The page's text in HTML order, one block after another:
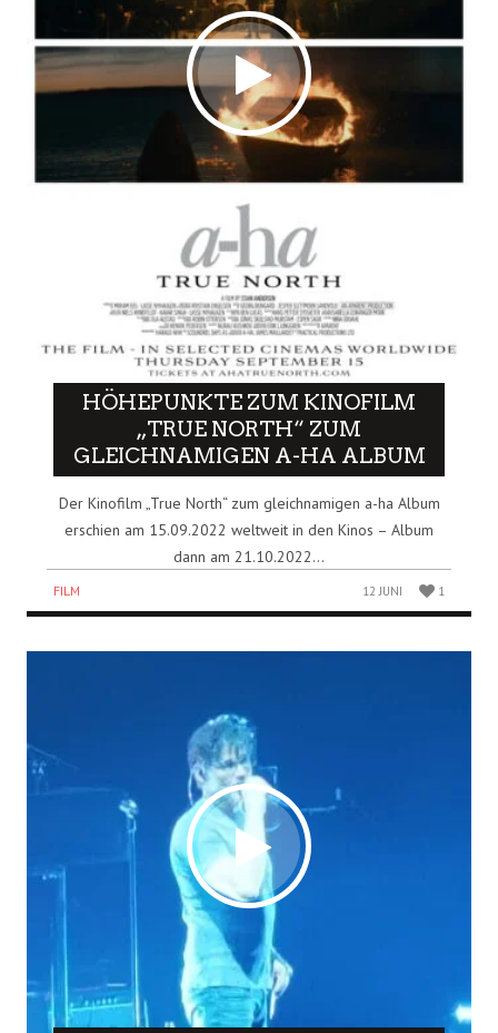
HÖHEPUNKTE ZUM KINOFILM
„TRUE NORTH“ ZUM
GLEICHNAMIGEN A-HA ALBUM
Der Kinofilm „True North“ zum gleichnamigen a-ha Album
erschien am 15.09.2022 weltweit in den Kinos – Album
dann am 21.10.2022...
FILM 12 JUNI 1